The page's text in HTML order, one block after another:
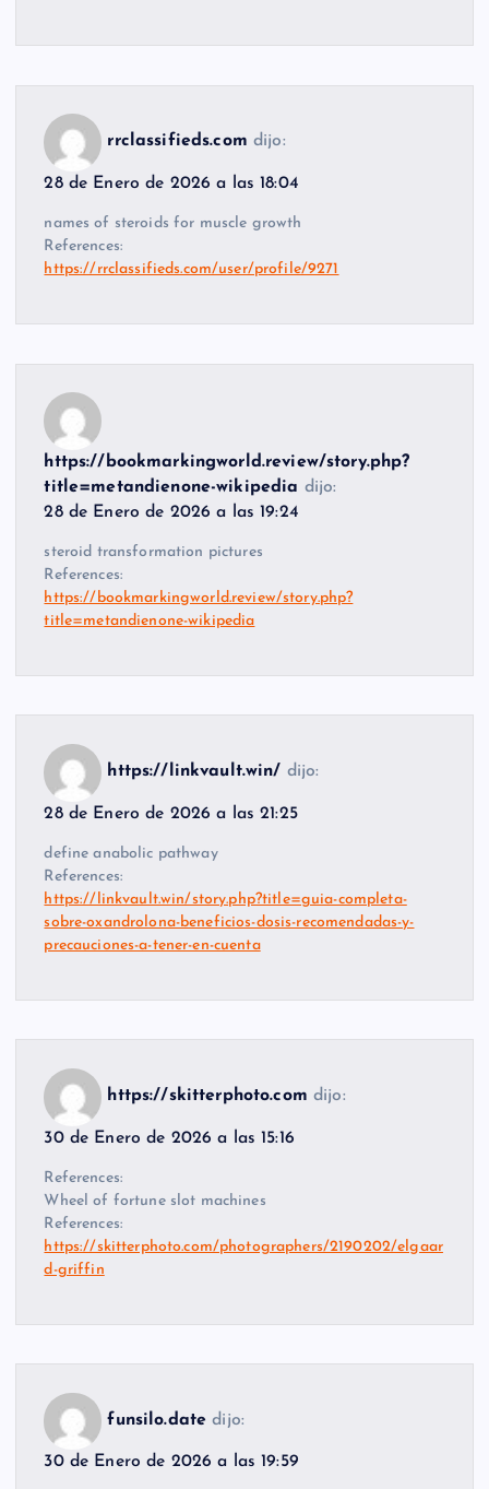
rrclassifieds.com dijo:
28 de Enero de 2026 a las 18:04
names of steroids for muscle growth
References:
https://rrclassifieds.com/user/profile/9271
https://bookmarkingworld.review/story.php?
title=metandienone-wikipedia dijo:
28 de Enero de 2026 a las 19:24
steroid transformation pictures
References:
https://bookmarkingworld.review/story.php?
title=metandienone-wikipedia
https://linkvault.win/ dijo:
28 de Enero de 2026 a las 21:25
define anabolic pathway
References:
https://linkvault.win/story.php?title=guia-completa-
sobre-oxandrolona-beneficios-dosis-recomendadas-y-
precauciones-a-tener-en-cuenta
https://skitterphoto.com dijo:
30 de Enero de 2026 a las 15:16
References:
Wheel of fortune slot machines
References:
https://skitterphoto.com/photographers/2190202/elgaar
d-griffin
funsilo.date dijo:
30 de Enero de 2026 a las 19:59